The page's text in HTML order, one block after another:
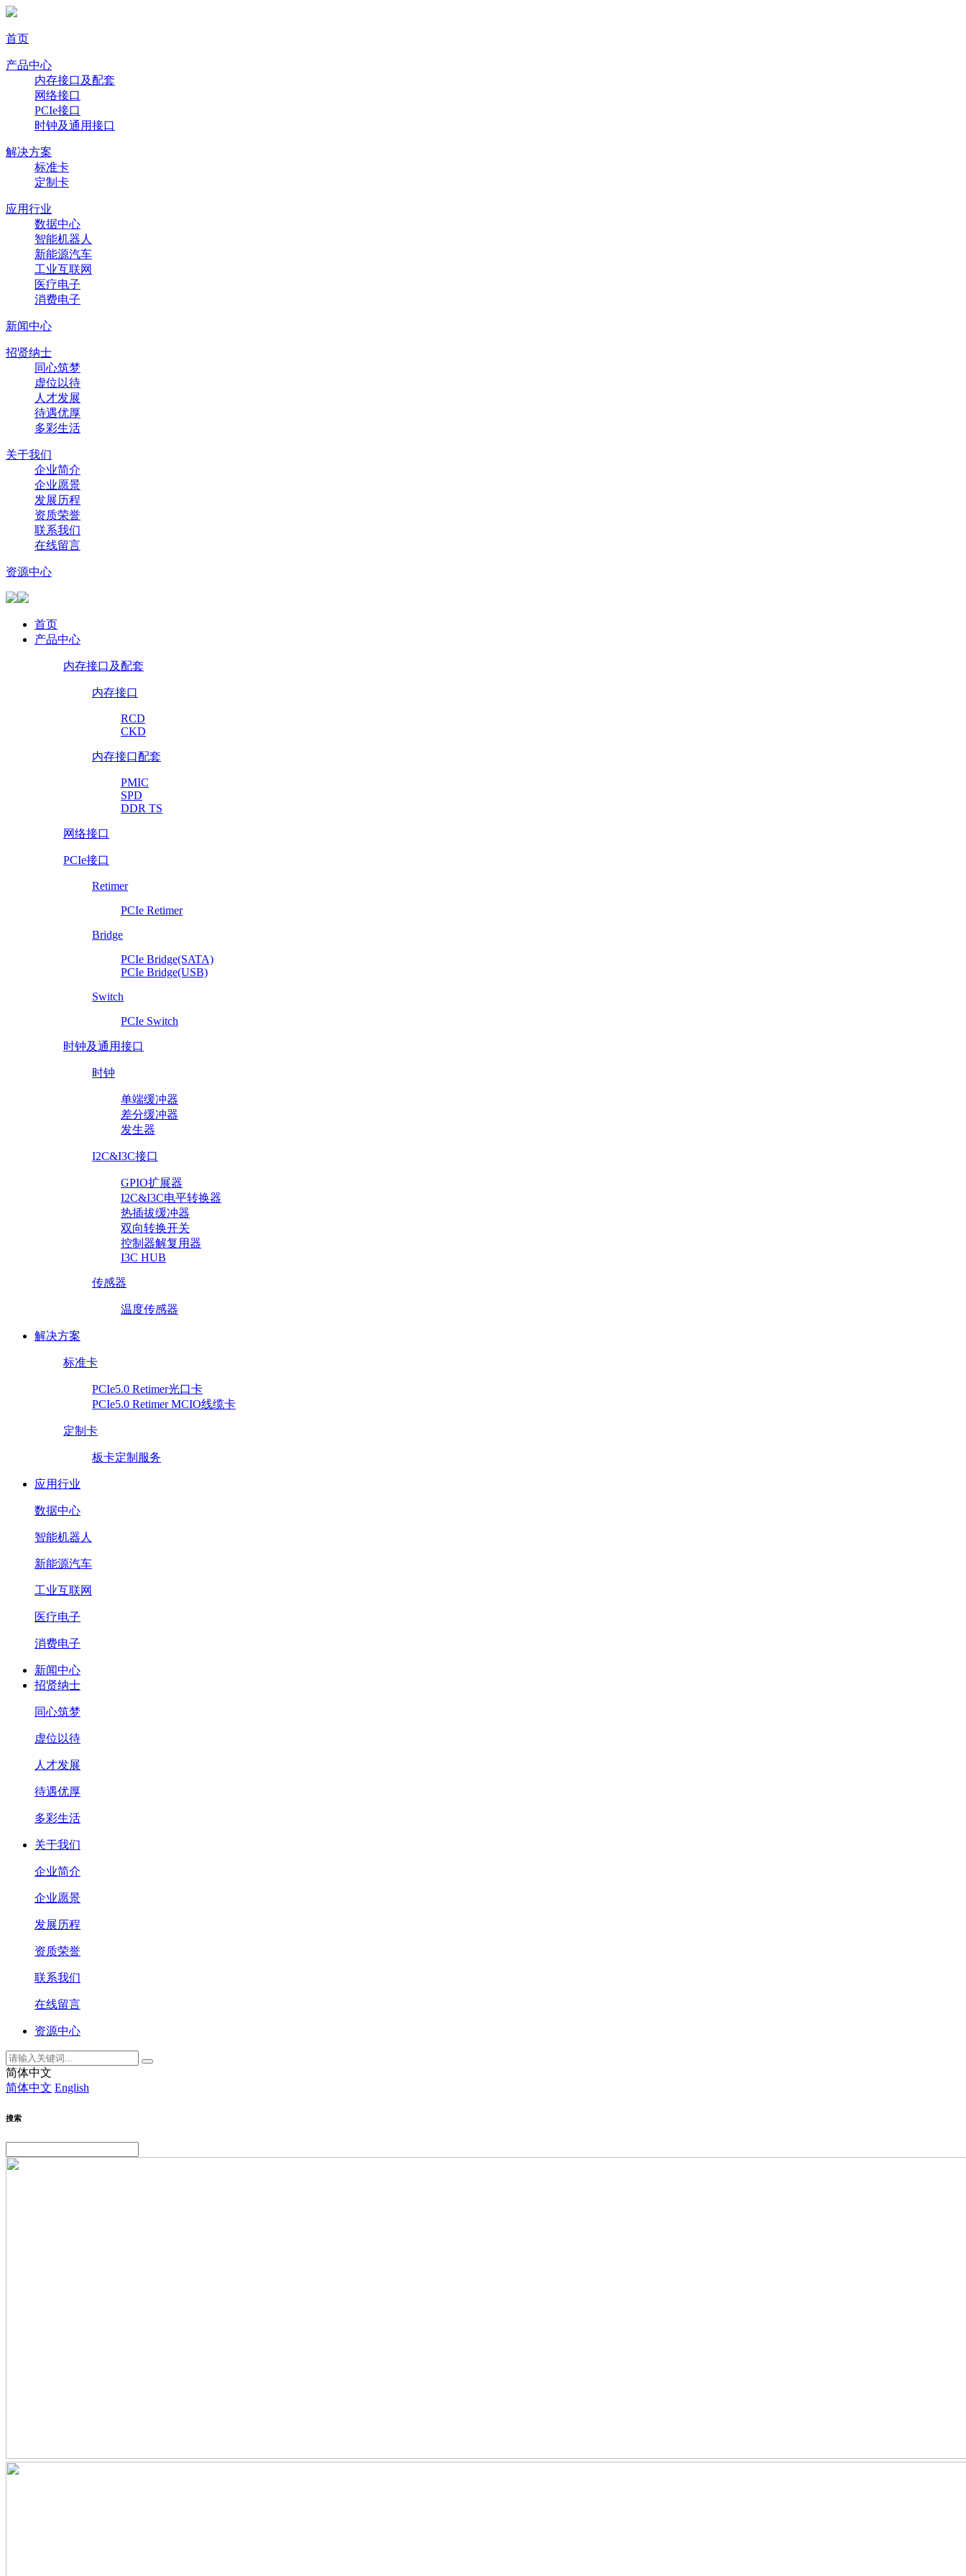
首页
产品中心
内存接口及配套
网络接口
PCIe接口
时钟及通用接口
解决方案
标准卡
定制卡
应用行业
数据中心
智能机器人
新能源汽车
工业互联网
医疗电子
消费电子
新闻中心
招贤纳士
同心筑梦
虚位以待
人才发展
待遇优厚
多彩生活
关于我们
企业简介
企业愿景
发展历程
资质荣誉
联系我们
在线留言
资源中心
首页
产品中心
内存接口及配套
内存接口
RCD
CKD
内存接口配套
PMIC
SPD
DDR TS
网络接口
PCIe接口
Retimer
PCIe Retimer
Bridge
PCIe Bridge(SATA)
PCIe Bridge(USB)
Switch
PCIe Switch
时钟及通用接口
时钟
单端缓冲器
差分缓冲器
发生器
I2C&I3C接口
GPIO扩展器
I2C&I3C电平转换器
热插拔缓冲器
双向转换开关
控制器解复用器
I3C HUB
传感器
温度传感器
解决方案
标准卡
PCIe5.0 Retimer光口卡
PCIe5.0 Retimer MCIO线缆卡
定制卡
板卡定制服务
应用行业
数据中心
智能机器人
新能源汽车
工业互联网
医疗电子
消费电子
新闻中心
招贤纳士
同心筑梦
虚位以待
人才发展
待遇优厚
多彩生活
关于我们
企业简介
企业愿景
发展历程
资质荣誉
联系我们
在线留言
资源中心
简体中文
简体中文 English
搜索